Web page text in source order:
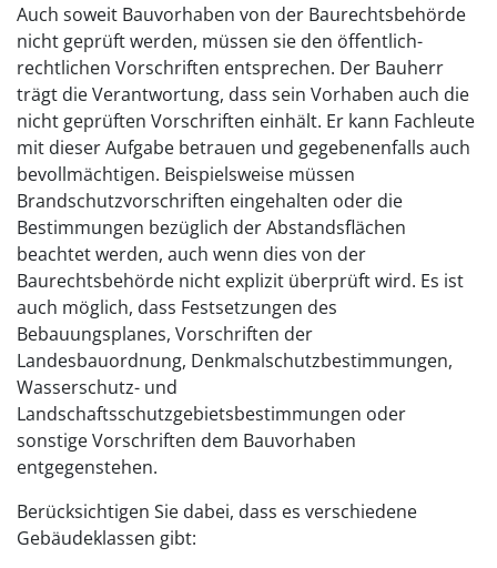
Auch soweit Bauvorhaben von der Baurechtsbehörde
nicht geprüft werden, müssen sie den öffentlich-
rechtlichen Vorschriften entsprechen. Der Bauherr
trägt die Verantwortung, dass sein Vorhaben auch die
nicht geprüften Vorschriften einhält. Er kann Fachleute
mit dieser Aufgabe betrauen und gegebenenfalls auch
bevollmächtigen. Beispielsweise müssen
Brandschutzvorschriften eingehalten oder die
Bestimmungen bezüglich der Abstandsflächen
beachtet werden, auch wenn dies von der
Baurechtsbehörde nicht explizit überprüft wird. Es ist
auch möglich, dass Festsetzungen des
Bebauungsplanes, Vorschriften der
Landesbauordnung, Denkmalschutzbestimmungen,
Wasserschutz- und
Landschaftsschutzgebietsbestimmungen oder
sonstige Vorschriften dem Bauvorhaben
entgegenstehen.
Berücksichtigen Sie dabei, dass es verschiedene
Gebäudeklassen gibt: